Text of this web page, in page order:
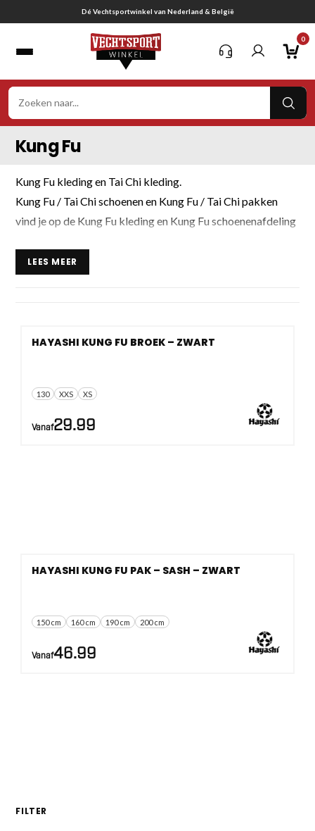
naar
Dé Vechtsportwinkel van Nederland & België
0
Kung Fu
Kung Fu kleding en Tai Chi kleding.
Kung Fu / Tai Chi schoenen en Kung Fu / Tai Chi pakken
vind je op de Kung Fu kleding en Kung Fu schoenenafdeling
Kung Fu en Tai Chi artikelen zoals: Kung Fu kleding, Kung
LEES MEER
130 XXS XS
HAYASHI KUNG FU BROEK – ZWART
Vanaf29.99
150 cm 160 cm 190 cm 200 cm
HAYASHI KUNG FU PAK – SASH – ZWART
Vanaf46.99
FILTER